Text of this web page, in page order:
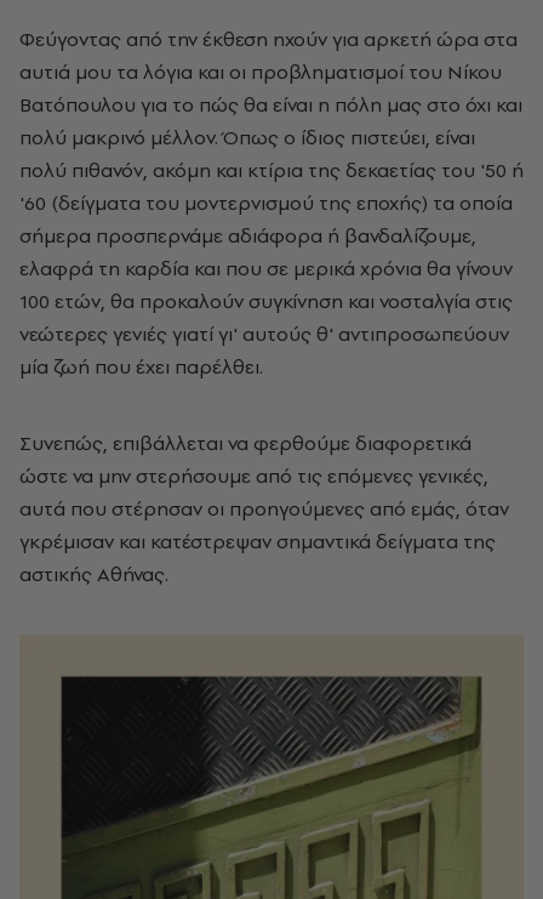
Φεύγοντας από την έκθεση ηχούν για αρκετή ώρα στα
αυτιά μου τα λόγια και οι προβληματισμοί του Νίκου
Βατόπουλου για το πώς θα είναι η πόλη μας στο όχι και
πολύ μακρινό μέλλον. Όπως ο ίδιος πιστεύει, είναι
πολύ πιθανόν, ακόμη και κτίρια της δεκαετίας του '50 ή
'60 (δείγματα του μοντερνισμού της εποχής) τα οποία
σήμερα προσπερνάμε αδιάφορα ή βανδαλίζουμε,
ελαφρά τη καρδία και που σε μερικά χρόνια θα γίνουν
100 ετών, θα προκαλούν συγκίνηση και νοσταλγία στις
νεώτερες γενιές γιατί γι' αυτούς θ' αντιπροσωπεύουν
μία ζωή που έχει παρέλθει.
Συνεπώς, επιβάλλεται να φερθούμε διαφορετικά
ώστε να μην στερήσουμε από τις επόμενες γενικές,
αυτά που στέρησαν οι προηγούμενες από εμάς, όταν
γκρέμισαν και κατέστρεψαν σημαντικά δείγματα της
αστικής Αθήνας.